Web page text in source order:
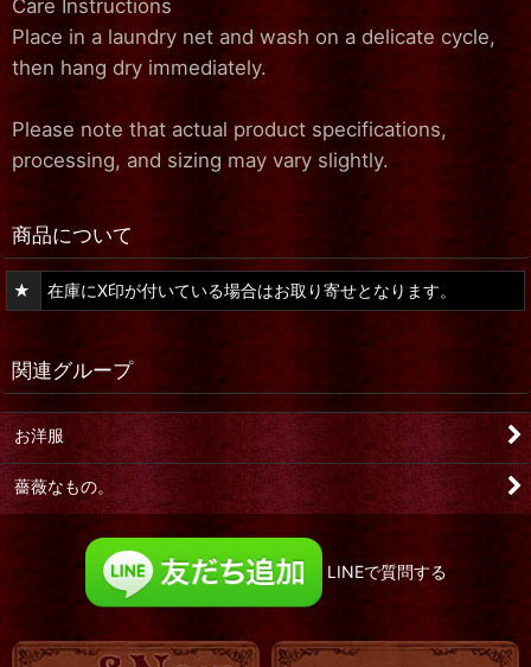
Care Instructions
Place in a laundry net and wash on a delicate cycle,
then hang dry immediately.
Please note that actual product specifications,
processing, and sizing may vary slightly.
商品について
★ 在庫にX印が付いている場合はお取り寄せとなります。
関連グループ
お洋服
薔薇なもの。
LINEで質問する